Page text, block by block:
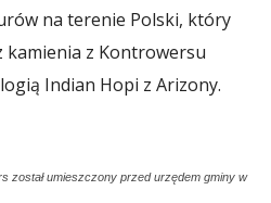
na terenie Polski, który
kamienia z Kontrowersu
Indian Hopi z Arizony.
został umieszczony przed urzędem gminy w